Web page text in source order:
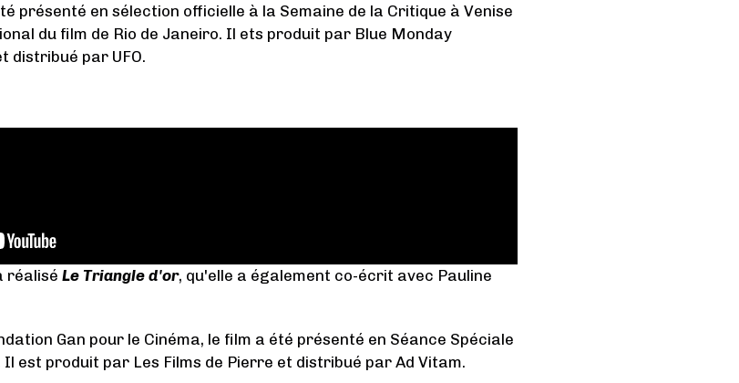
présenté en sélection officielle à la Semaine de la Critique à Venise
du film de Rio de Janeiro. Il ets produit par Blue Monday
distribué par UFO.
réalisé Le Triangle d'or, qu'elle a également co-écrit avec Pauline
Gan pour le Cinéma, le film a été présenté en Séance Spéciale
Il est produit par Les Films de Pierre et distribué par Ad Vitam.